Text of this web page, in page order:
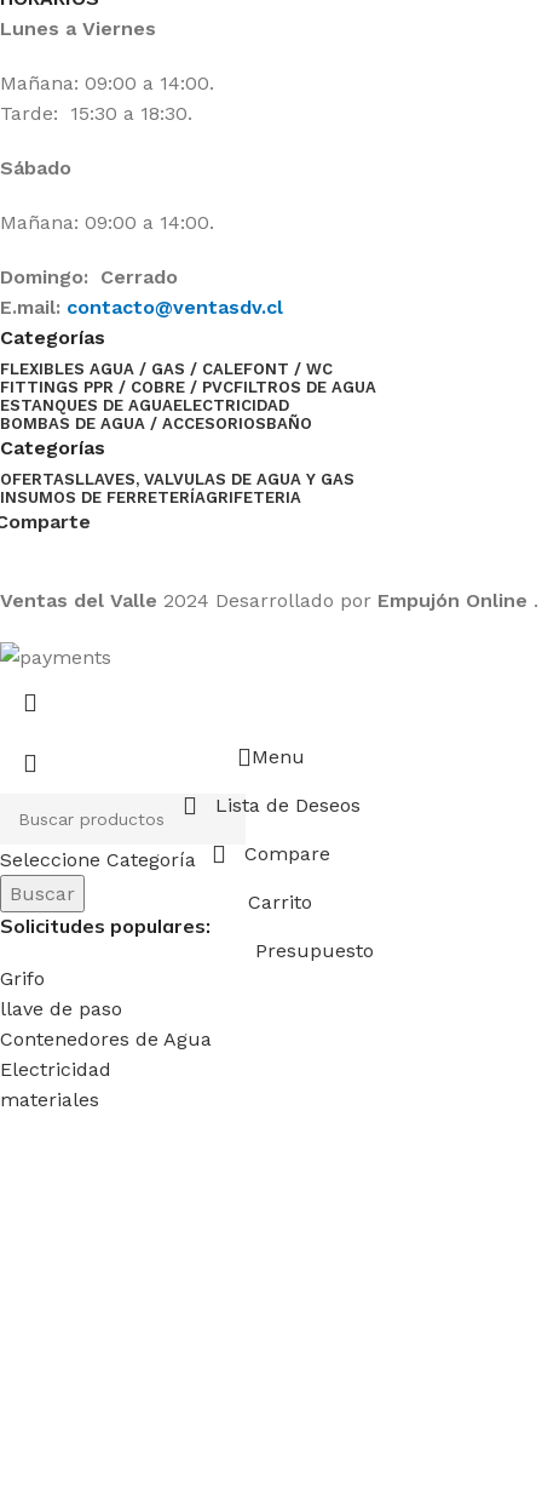
Lunes a Viernes
Mañana: 09:00 a 14:00.
Tarde: 15:30 a 18:30.
Sábado
Mañana: 09:00 a 14:00.
Domingo: Cerrado
E.mail: contacto@ventasdv.cl
Categorías
FLEXIBLES AGUA / GAS / CALEFONT / WC
FITTINGS PPR / COBRE / PVCFILTROS DE AGUA
ESTANQUES DE AGUAELECTRICIDAD
BOMBAS DE AGUA / ACCESORIOSBAÑO
Categorías
OFERTASLLAVES, VALVULAS DE AGUA Y GAS
INSUMOS DE FERRETERÍAGRIFETERIA
Ventas del Valle 2024 Desarrollado por Empujón Online .
Seleccione Categoría
Buscar
Solicitudes populares:
Grifo
llave de paso
Contenedores de Agua
Electricidad
materiales
Menu
Lista de Deseos
Compare
Carrito
Presupuesto